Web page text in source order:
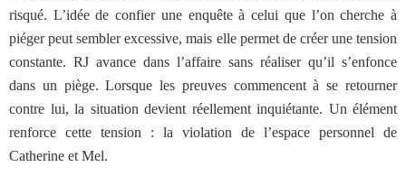
risqué. L’idée de confier une enquête à celui que l’on cherche à
piéger peut sembler excessive, mais elle permet de créer une tension
constante. RJ avance dans l’affaire sans réaliser qu’il s’enfonce
dans un piège. Lorsque les preuves commencent à se retourner
contre lui, la situation devient réellement inquiétante. Un élément
renforce cette tension : la violation de l’espace personnel de
Catherine et Mel.